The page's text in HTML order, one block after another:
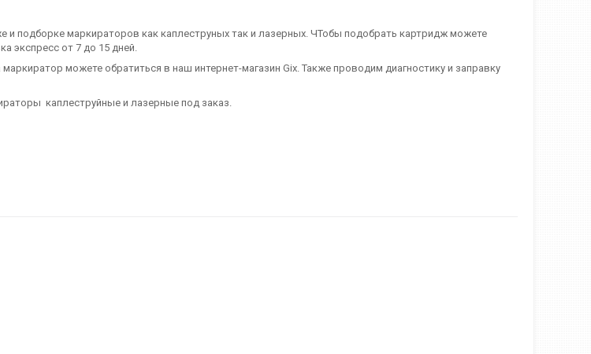
подборке маркираторов как каплеструных так и лазерных. ЧТобы подобрать картридж можете
экспресс от 7 до 15 дней.
можете обратиться в наш интернет-магазин Gix. Также проводим диагностику и заправку
каплеструйные и лазерные под заказ.